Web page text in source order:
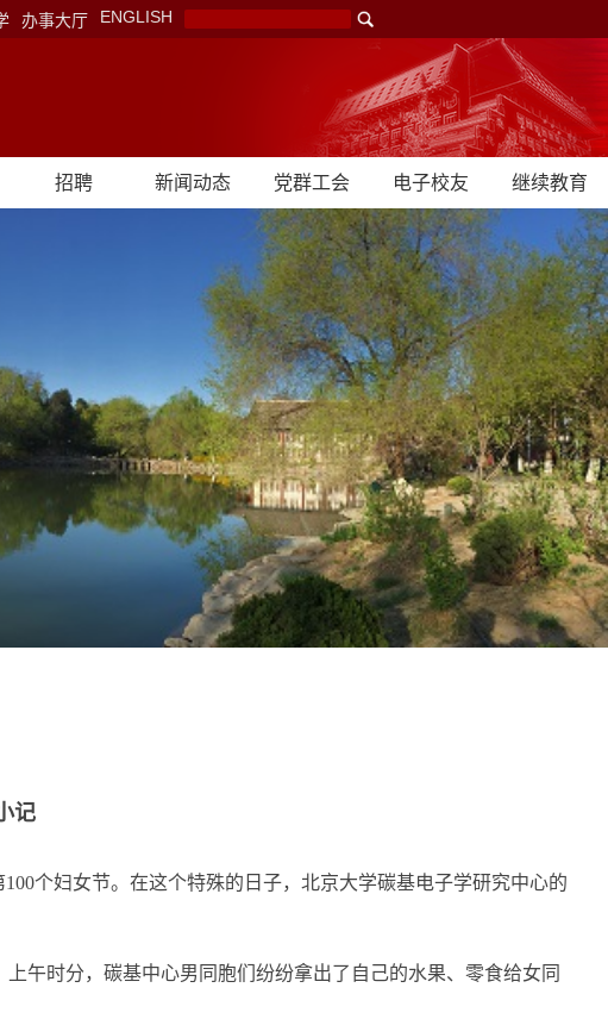
办事大厅 ENGLISH
招聘 新闻动态 党群工会 电子校友 继续教育
记
个妇女节。在这个特殊的日子，北京大学碳基电子学研究中心的
午时分，碳基中心男同胞们纷纷拿出了自己的水果、零食给女同